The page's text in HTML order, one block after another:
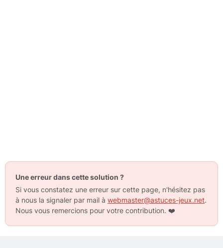
Une erreur dans cette solution ?
Si vous constatez une erreur sur cette page, n'hésitez pas
à nous la signaler par mail à webmaster@astuces-jeux.net.
Nous vous remercions pour votre contribution. ❤️